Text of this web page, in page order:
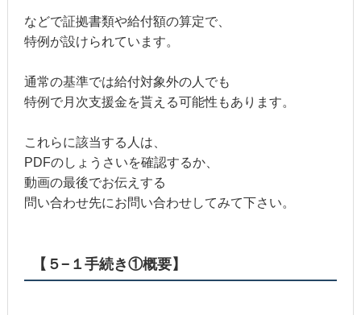
などで証拠書類や給付額の算定で、
特例が設けられています。
通常の基準では給付対象外の人でも
特例で月次支援金を貰える可能性もあります。
これらに該当する人は、
PDFのしょうさいを確認するか、
動画の最後でお伝えする
問い合わせ先にお問い合わせしてみて下さい。
【５−１手続き①概要】